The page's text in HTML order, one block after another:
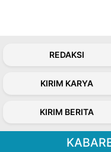
REDAKSI
KIRIM KARYA
KIRIM BERITA